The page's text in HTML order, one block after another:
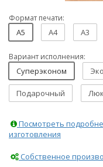
Формат печати:
A5 A4 A3
Вариант исполнения:
Суперэконом
Подарочный
Посмотреть
изготовления
Собственное